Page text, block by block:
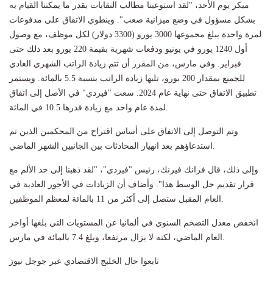
مبكر يوم الأحد، "لقد استوعبنا مطالب النقابات بقدر ما يمكننا القيام به
بشكل مسؤول في وضع ميزانية صعب". وينطوي الاتفاق على مدفوعات
لمرة واحدة يبلغ مجموعها 3000 يورو (3300 دولار) لكل موظف، مع وصول
أول 1240 يورو في يونيو ودفعات شهرية بقيمة 220 يورو بعد ذلك حتى
فبراير. وفي مارس، من المقرر أن تتم زيادة الراتب الشهري العادي
للجميع بمقدار 200 يورو، تليها زيادة الراتب بنسبة 5.5 بالمائة. ويستمر
تطبيق الاتفاق حتى نهاية عام 2024. سعت "فيردي" في الأصل إلى اتفاق
لمدة عام واحد مع زيادة قدرها 10.5 في المائة.
وتم التوصل إلى الاتفاق على أساس اقتراح من المحكمين الذين تم
استدعاؤهم بعد انهيار المحادثات بين الجانبين الشهر الماضي.
وإلى ذلك، قال فرانك فيرنك، رئيس "فيردي"، "لقد ذهبنا إلى حد الألم مع
قرار تقديم حل الوسط هذا". وأضاف أن الزيادات في الأجور العادية في
العام المقبل ستصل إلى أكثر من 11 بالمائة لمعظم الموظفين.
انخفض معدل التضخم السنوي في ألمانيا عن المستويات التي بلغها أواخر
العام الماضي، لكنه لا يزال مرتفعا، وبلغ 7.4 بالمائة في مارس.
تابعوا حال الخليج الاقتصادي عبر جوجل نيوز